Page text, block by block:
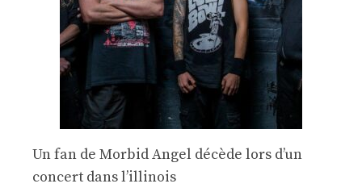
Un fan de Morbid Angel décède lors d’un
concert dans l’illinois